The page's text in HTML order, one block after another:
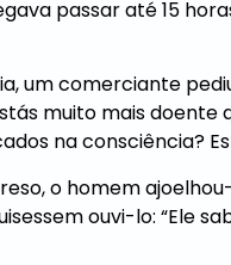
passar até 15
um comerciante
muito mais
na consciência?
o homem
ouvi-lo: “Ele